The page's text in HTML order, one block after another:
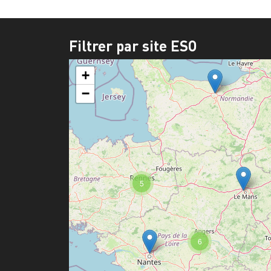
Filtrer par site ESO
6
5
+
−